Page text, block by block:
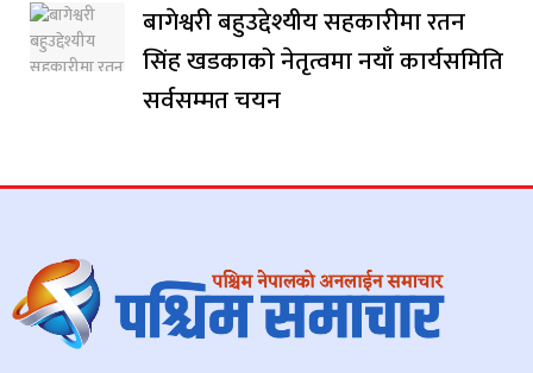
बागेश्वरी बहुउद्देश्यीय सहकारीमा रतन
सिंह खडकाको नेतृत्वमा नयाँ कार्यसमिति
सर्वसम्मत चयन